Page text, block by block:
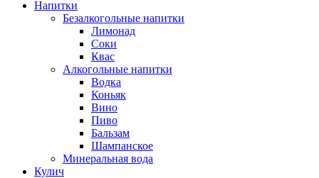
Напитки
Безалкогольные напитки
Лимонад
Соки
Квас
Алкогольные напитки
Водка
Коньяк
Вино
Пиво
Бальзам
Шампанское
Минеральная вода
Кулич